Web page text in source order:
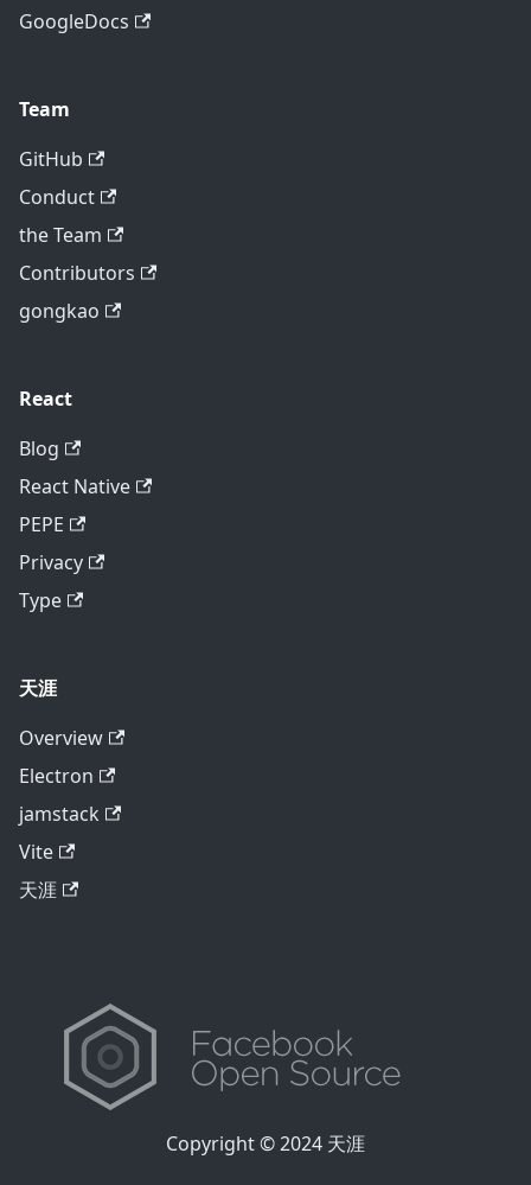
GoogleDocs
Team
GitHub
Conduct
the Team
Contributors
gongkao
React
Blog
React Native
PEPE
Privacy
Type
天涯
Overview
Electron
jamstack
Vite
天涯
Copyright © 2024 天涯